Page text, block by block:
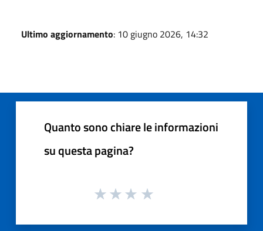
Ultimo aggiornamento: 10 giugno 2026, 14:32
Quanto sono chiare le informazioni
su questa pagina?